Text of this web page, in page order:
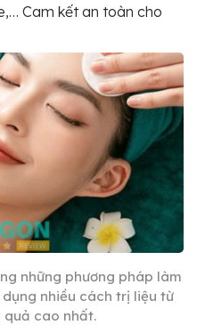
Cam kết an toàn cho
những phương pháp làm
nhiều cách trị liệu từ
quả cao nhất.